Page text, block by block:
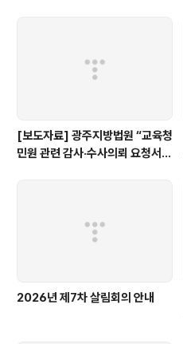
[보도자료] 광주지방법원 “교육청
민원 관련 감사·수사의뢰 요청서,
2026년 제7차 살림회의 안내